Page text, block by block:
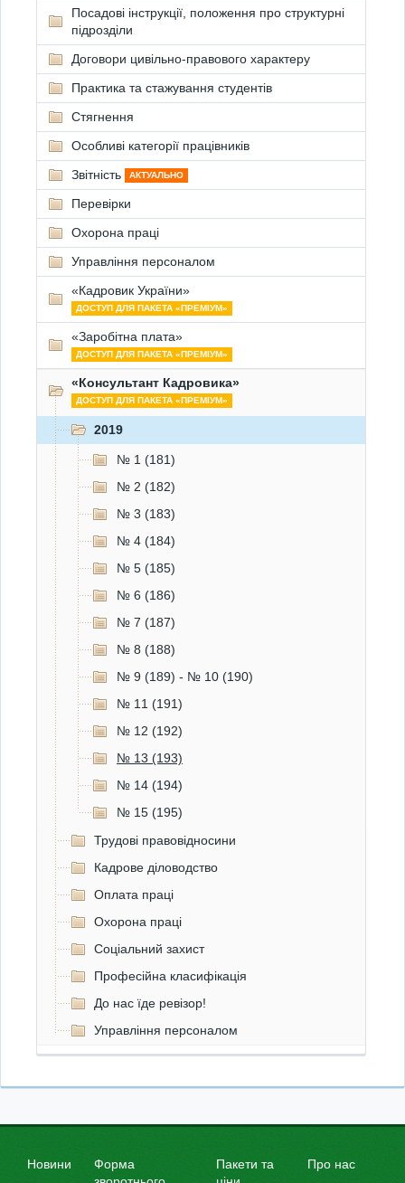
Посадові інструкції, положення про структурні
підрозділи
Договори цивільно-правового характеру
Практика та стажування студентів
Стягнення
Особливі категорії працівників
Звітність
АКТУАЛЬНО
Перевірки
Охорона праці
Управління персоналом
«Кадровик України»
ДОСТУП ДЛЯ ПАКЕТА «ПРЕМІУМ»
«Заробітна плата»
ДОСТУП ДЛЯ ПАКЕТА «ПРЕМІУМ»
«Консультант Кадровика»
ДОСТУП ДЛЯ ПАКЕТА «ПРЕМІУМ»
2019
№ 1 (181)
№ 2 (182)
№ 3 (183)
№ 4 (184)
№ 5 (185)
№ 6 (186)
№ 7 (187)
№ 8 (188)
№ 9 (189) - № 10 (190)
№ 11 (191)
№ 12 (192)
№ 13 (193)
№ 14 (194)
№ 15 (195)
Трудові правовідносини
Кадрове діловодство
Оплата праці
Охорона праці
Соціальний захист
Професійна класифікація
До нас їде ревізор!
Управління персоналом
Новини
Форма
Пакети та
Про нас